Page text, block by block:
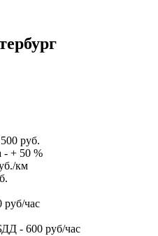
руб.
- + 50 %
км
руб/чac
- 600 руб/чac